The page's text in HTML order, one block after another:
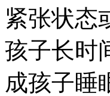
紧张状态
孩子长时
成孩子睡